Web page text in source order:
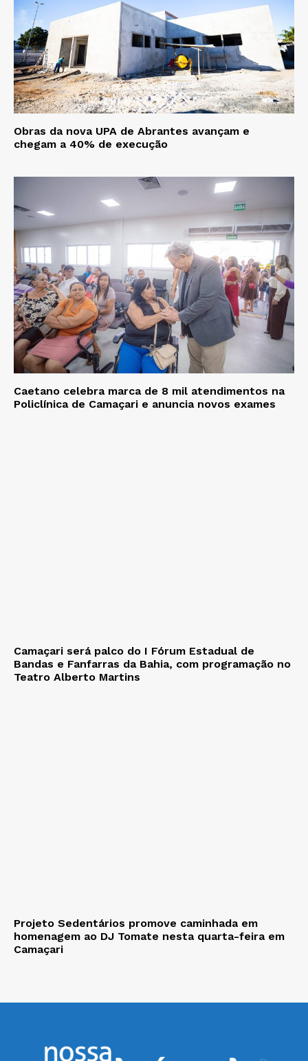
Obras da nova UPA de Abrantes avançam e
chegam a 40% de execução
Caetano celebra marca de 8 mil atendimentos na
Policlínica de Camaçari e anuncia novos exames
Camaçari será palco do I Fórum Estadual de
Bandas e Fanfarras da Bahia, com programação no
Teatro Alberto Martins
Projeto Sedentários promove caminhada em
homenagem ao DJ Tomate nesta quarta-feira em
Camaçari